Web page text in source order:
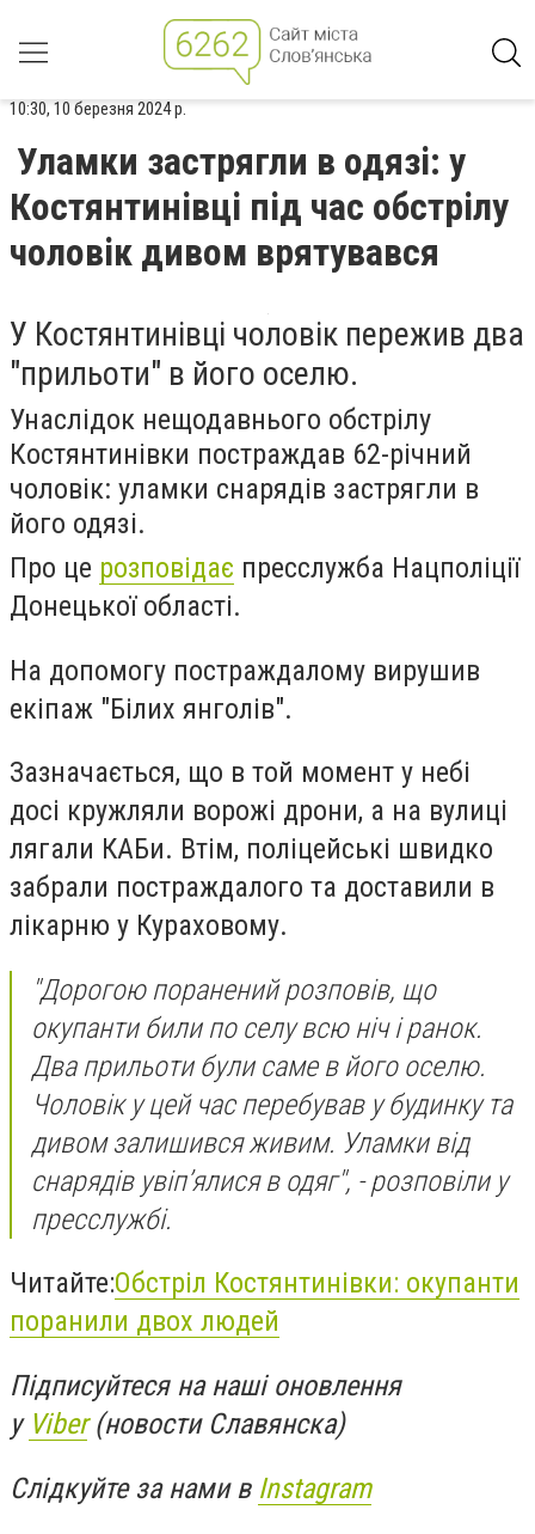
10:30, 10 березня 2024 р.
Уламки застрягли в одязі: у
Костянтинівці під час обстрілу
чоловік дивом врятувався
У Костянтинівці чоловік пережив два
"прильоти" в його оселю.
Унаслідок нещодавнього обстрілу
Костянтинівки постраждав 62-річний
чоловік: уламки снарядів застрягли в
його одязі.
Про це розповідає пресслужба Нацполіції
Донецької області.
На допомогу постраждалому вирушив
екіпаж "Білих янголів".
Зазначається, що в той момент у небі
досі кружляли ворожі дрони, а на вулиці
лягали КАБи. Втім, поліцейські швидко
забрали постраждалого та доставили в
лікарню у Кураховому.
"Дорогою поранений розповів, що
окупанти били по селу всю ніч і ранок.
Два прильоти були саме в його оселю.
Чоловік у цей час перебував у будинку та
дивом залишився живим. Уламки від
снарядів увіп’ялися в одяг", - розповіли у
пресслужбі.
Читайте:Обстріл Костянтинівки: окупанти
поранили двох людей
Підписуйтеся на наші оновлення
у Viber(новости Славянска)
Слідкуйте за нами в Instagram